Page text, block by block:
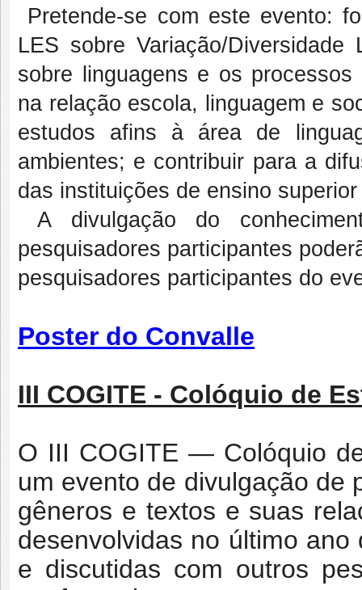
Pretende-se com este evento:
LES sobre Variação/
sobre linguagens e os
na relação escola, linguagem e
estudos afins à área de
ambientes; e contribuir para a
das instituições de ensino
A divulgação do
pesquisadores participantes
pesquisadores participantes do
Poster do Convalle
III COGITE - Colóquio de
O III COGITE — Colóquio
um evento de divulgação de
gêneros e textos e suas
desenvolvidas no último
e discutidas com outros